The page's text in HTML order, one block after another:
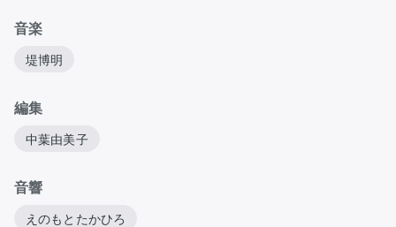
音楽
堤博明
編集
中葉由美子
音響
えのもとたかひろ